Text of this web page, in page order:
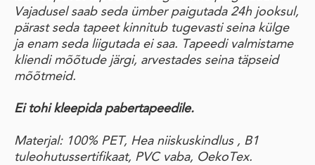
Vajadusel saab seda ümber paigutada 24h jooksul,
pärast seda tapeet kinnitub tugevasti seina külge
ja enam seda liigutada ei saa. Tapeedi valmistame
kliendi mõõtude järgi, arvestades seina täpseid
mõõtmeid.
Ei tohi kleepida pabertapeedile.
Materjal: 100% PET, Hea niiskuskindlus , B1
tuleohutussertifikaat, PVC vaba, OekoTex.